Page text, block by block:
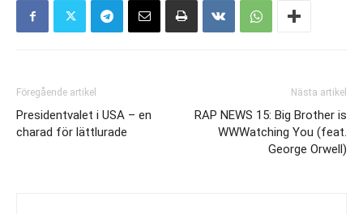
Föregående artikel
Presidentvalet i USA – en
charad för lättlurade
Nästa artikel
RAP NEWS 15: Big Brother is
WWWatching You (feat.
George Orwell)